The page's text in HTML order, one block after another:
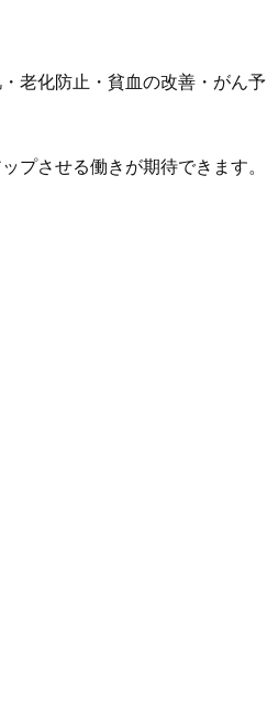
老化防止・貧血の改善・がん予
プさせる働きが期待できます。